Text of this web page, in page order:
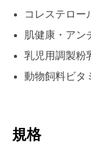
コレステロー
肌健康・アン
乳児用調製粉
動物飼料ビタ
規格